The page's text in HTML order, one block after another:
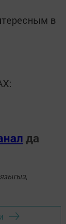
в
да